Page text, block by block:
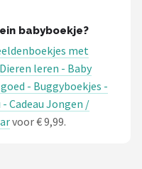
babyboekje?
met
leren - Baby
- Buggyboekjes -
Cadeau Jongen /
voor € 9,99.